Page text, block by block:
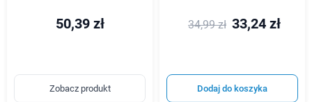
50,39 zł
Zobacz produkt
34,99 zł 33,24 zł
Dodaj do koszyka